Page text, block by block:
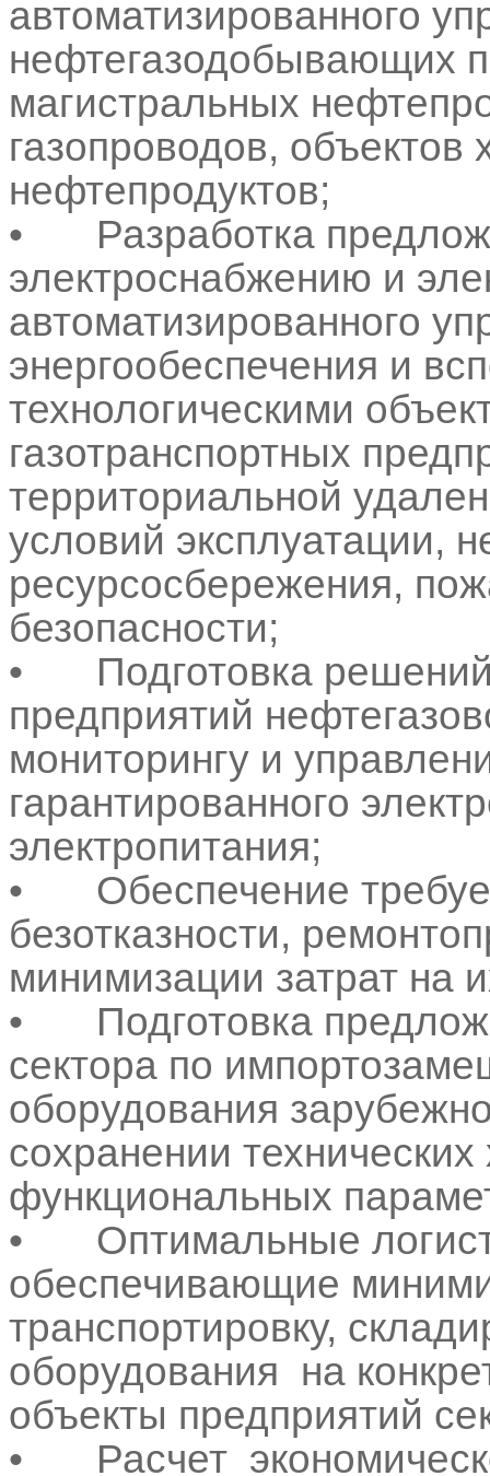
автоматизированного
нефтегазодобывающих
магистральных
газопроводов,
нефтепродуктов;
•
Разработка
электроснабжению и
автоматизированного
энергообеспечения и
технологическими
газотранспортных
территориальной
условий эксплуатации,
ресурсосбережения,
безопасности;
•
Подготовка
предприятий
мониторингу и
гарантированного
электропитания;
•
Обеспечение
безотказности,
минимизации затрат на
•
Подготовка
сектора по
оборудования
сохранении технических
функциональных
•
Оптимальные
обеспечивающие
транспортировку,
оборудования на
объекты предприятий
•
Расчет